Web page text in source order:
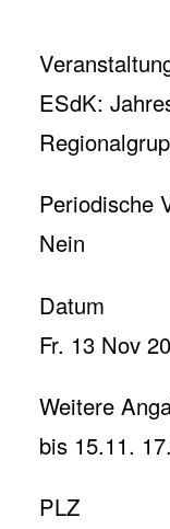
ESdK:
Periodische
Nein
Datum
Fr. 13 Nov
Weitere
bis 15.11.
PLZ